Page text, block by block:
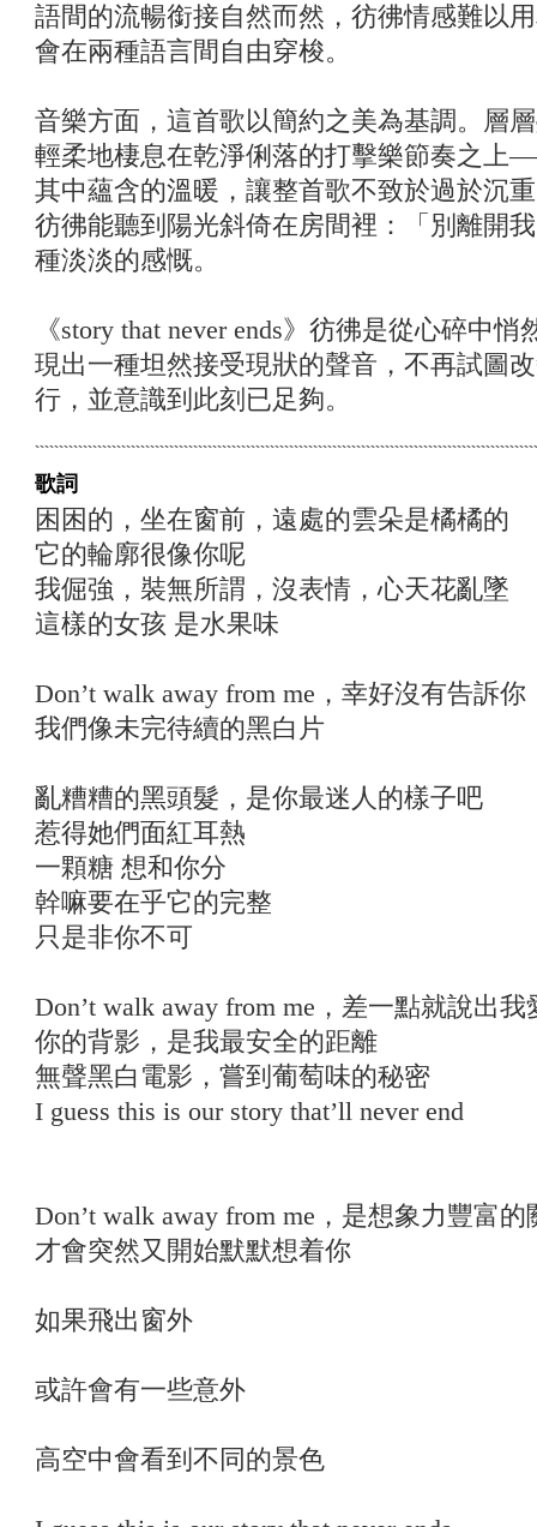
語間的流暢銜接自然而然，彷彿情感難以
會在兩種語言間自由穿梭。
音樂方面，這首歌以簡約之美為基調。層
輕柔地棲息在乾淨俐落的打擊樂節奏之上
其中蘊含的溫暖，讓整首歌不致於過於沉
彷彿能聽到陽光斜倚在房間裡：「別離開
種淡淡的感慨。
《story that never ends》彷彿是從心碎中
現出一種坦然接受現狀的聲音，不再試圖
行，並意識到此刻已足夠。
歌詞
困困的，坐在窗前，遠處的雲朵是橘橘的
它的輪廓很像你呢
我倔強，裝無所謂，沒表情，心天花亂墜
這樣的女孩 是水果味
Don’t walk away from me，幸好沒有告訴你
我們像未完待續的黑白片
亂糟糟的黑頭髮，是你最迷人的樣子吧
惹得她們面紅耳熱
一顆糖 想和你分
幹嘛要在乎它的完整
只是非你不可
Don’t walk away from me，差一點就說出我
你的背影，是我最安全的距離
無聲黑白電影，嘗到葡萄味的秘密
I guess this is our story that’ll never end
Don’t walk away from me，是想象力豐富的
才會突然又開始默默想着你
如果飛出窗外
或許會有一些意外
高空中會看到不同的景色